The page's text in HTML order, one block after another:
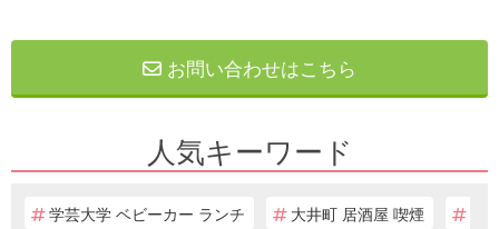
お問い合わせはこちら
人気キーワード
学芸大学 ベビーカー ランチ
大井町 居酒屋 喫煙